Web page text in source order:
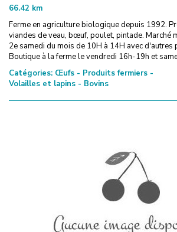
66.42 km
Ferme en agriculture biologique depuis 1992.
viandes de veau, bœuf, poulet, pintade. Marché
2e samedi du mois de 10H à 14H avec d'autres
Boutique à la ferme le vendredi 16h-19h et
Catégories: Œufs - Produits fermiers -
Volailles et lapins - Bovins